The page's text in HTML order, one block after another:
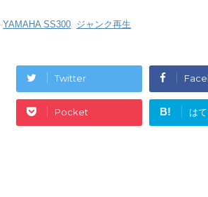
-YAMAHA SS300 ジャンク再生
Twitter
Pocket B! は